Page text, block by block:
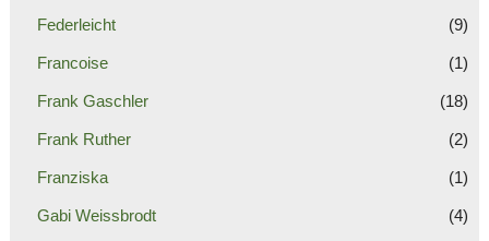
Federleicht (9)
Francoise (1)
Frank Gaschler (18)
Frank Ruther (2)
Franziska (1)
Gabi Weissbrodt (4)